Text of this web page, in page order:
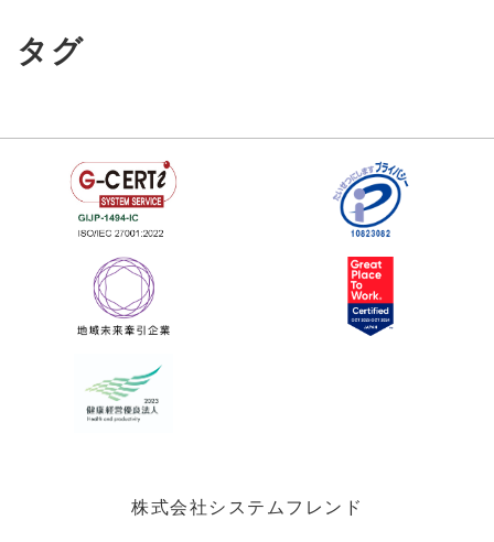
タグ
株式会社システムフレンド